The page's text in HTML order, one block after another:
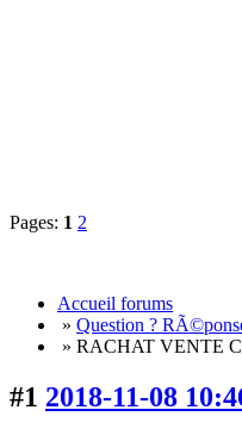
Pages: 1 2
Accueil forums
» Question ?
» RACHAT VENTE
#1 2018-11-08